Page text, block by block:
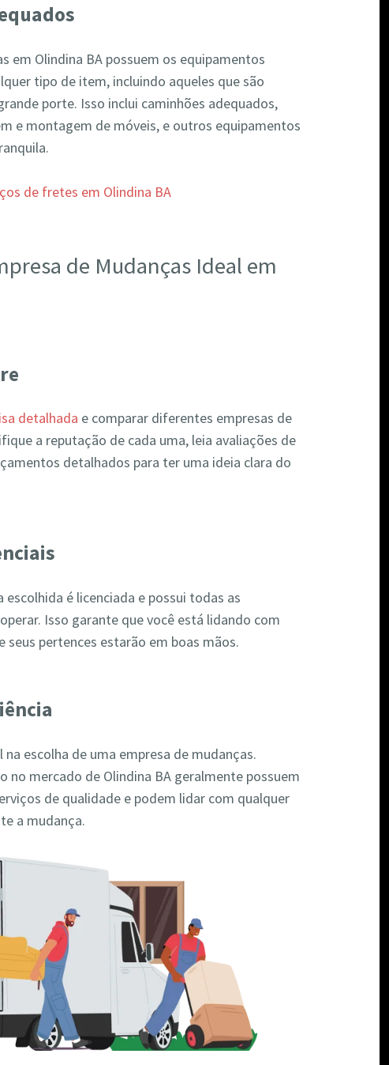
em Olindina BA possuem os equipamentos
tipo de item, incluindo aqueles que são
porte. Isso inclui caminhões adequados,
e montagem de móveis, e outros equipamentos
de Mudanças Ideal em
detalhada e comparar diferentes empresas de
a reputação de cada uma, leia avaliações de
detalhados para ter uma ideia clara do
é licenciada e possui todas as
Isso garante que você está lidando com
pertences estarão em boas mãos.
escolha de uma empresa de mudanças.
no mercado de Olindina BA geralmente possuem
de qualidade e podem lidar com qualquer
a mudança.